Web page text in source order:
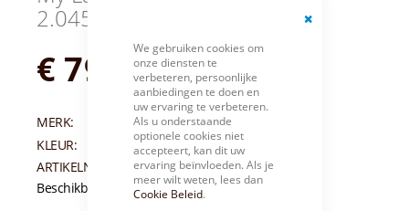
We gebruiken cookies om
onze diensten te
verbeteren, persoonlijke
aanbiedingen te doen en
uw ervaring te verbeteren.
Als u onderstaande
optionele cookies niet
accepteert, kan dit uw
ervaring beïnvloeden. Als je
meer wilt weten, lees dan
Cookie Beleid.
2.0458-One Size
€ 79,95
MERK:
MY LADY
KLEUR:
ZWART
ARTIKELNUMMER:
004177
Beschikbaarheid:Niet op voorraad